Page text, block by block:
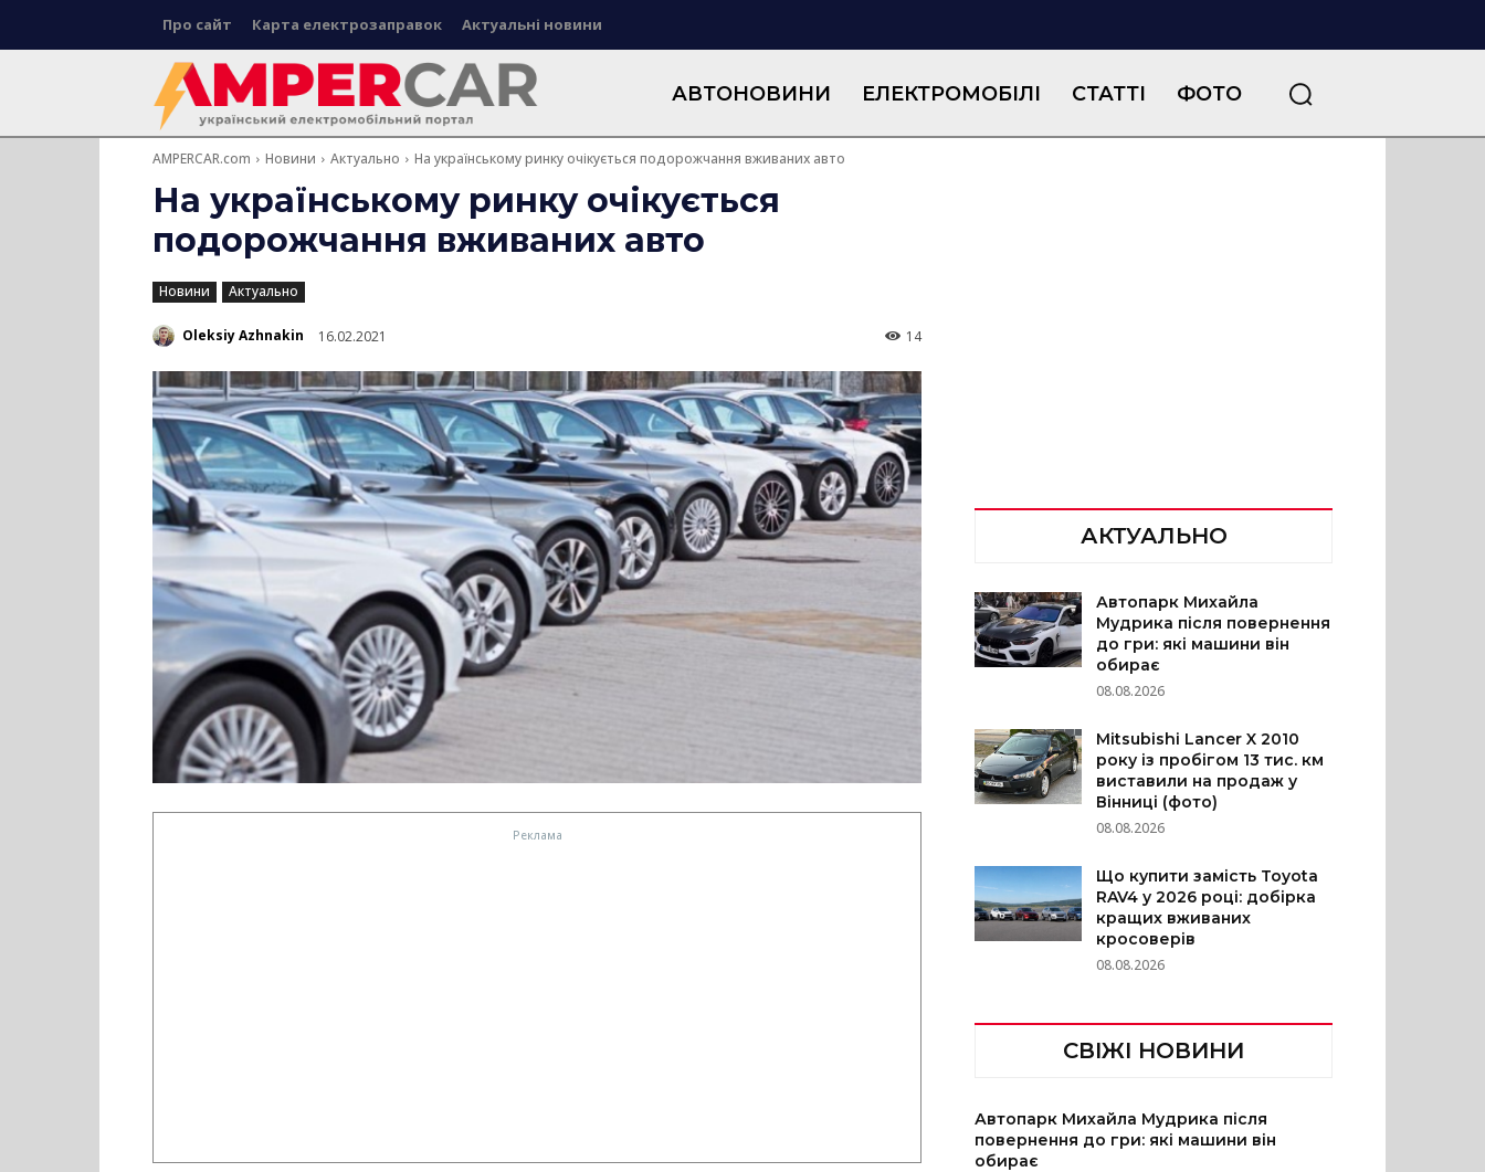
Про сайт Карта електрозаправок Актуальні новини
АВТОНОВИНИ ЕЛЕКТРОМОБІЛІ СТАТТІ ФОТО
AMPERCAR.com Новини Актуально На українському ринку очікується подорожчання вживаних авто
На українському ринку очікується
подорожчання вживаних авто
Новини Актуально
Oleksiy Azhnakin 16.02.2021 14
АКТУАЛЬНО
Автопарк Михайла
Мудрика після повернення
до гри: які машини він
обирає
08.08.2026
Mitsubishi Lancer X 2010
року із пробігом 13 тис. км
виставили на продаж у
Вінниці (фото)
08.08.2026
Що купити замість Toyota
RAV4 у 2026 році: добірка
кращих вживаних
кросоверів
08.08.2026
СВІЖІ НОВИНИ
Автопарк Михайла Мудрика після
повернення до гри: які машини він
обирає